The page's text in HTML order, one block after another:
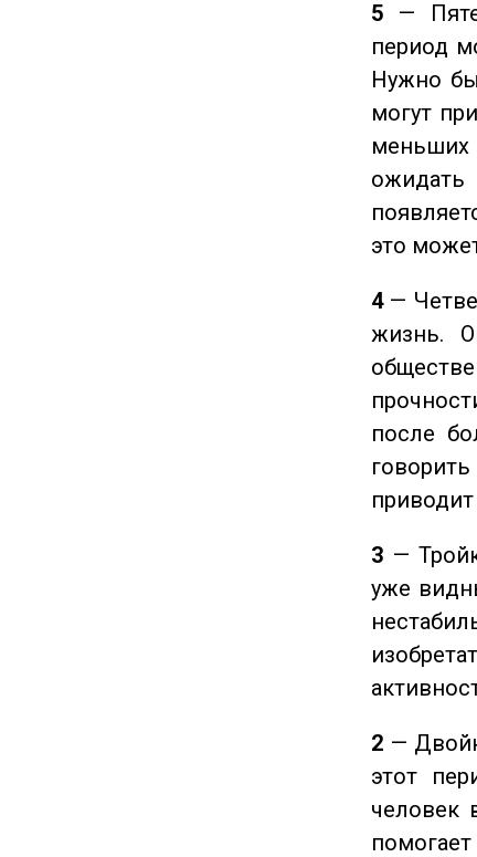
5 —
период
Нужно
могут
это
4—
жизнь.
после
3 —
уже
2 —
этот
человек